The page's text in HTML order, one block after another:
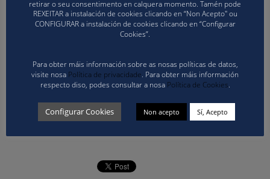
CESA 2024 nas datas anteriormente
indicadas.
de Adestradores faranse cargo dos custes
asociados para os becados que inclúe a viaxe,
manutención e aloxamento, así coma da entrega
dun documento acreditativo da experiencia
profesional.
retirar o seu consentimento en calquera momento. Tamén pode
REXEITAR a instalación de cookies clicando en “Non Acepto" ou
CONFIGURAR a instalación de cookies clicando en “Configurar
Cookies”.
Para obter máis información sobre as nosas políticas de datos,
visite nosa Política de privacidade. Para obter máis información
respecto diso, podes consultar a nosa Política de Cookies.
Configurar Cookies Non acepto Sí, Acepto